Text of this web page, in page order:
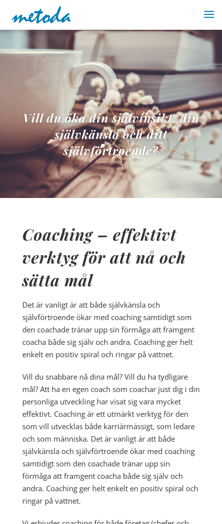
Vill du öka din självinsikt, din
självkänsla och ditt
självförtroende?
Coaching – effektivt
verktyg för att nå och
sätta mål
Det är vanligt är att både självkänsla och
självförtroende ökar med coaching samtidigt som
den coachade tränar upp sin förmåga att framgent
coacha både sig själv och andra. Coaching ger helt
enkelt en positiv spiral och ringar på vattnet.
Vill du snabbare nå dina mål? Vill du ha tydligare
mål? Att ha en egen coach som coachar just dig i din
personliga utveckling har visat sig vara mycket
effektivt. Coaching är ett utmärkt verktyg för den
som vill utvecklas både karriärmässigt, som ledare
och som människa. Det är vanligt är att både
självkänsla och självförtroende ökar med coaching
samtidigt som den coachade tränar upp sin
förmåga att framgent coacha både sig själv och
andra. Coaching ger helt enkelt en positiv spiral och
ringar på vattnet.